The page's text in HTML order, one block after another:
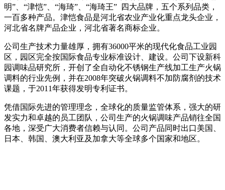
明”、“津恺”、“海琦”、“海琦王” 四大品牌，五个系列品类，
一百多种产品。津恺食品是河北省农业产业化重点龙头企业，
河北省名牌产品企业，河北省著名商标企业。
公司生产技术力量雄厚，拥有36000平米的现代化食品工业园
区，园区完全按国际食品专业标准设计、建设。公司下设新科
园调味品研究所，开创了全自动化不锈钢生产线加工生产火锅
调料的行业先例，并在2008年突破火锅调料不加防腐剂的技术
课题，于2011年获得发明专利证书。
凭借国际先进的管理理念，全球化的质量监管体系，强大的研
发实力和卓越的员工团队，公司生产的火锅调味产品销往全国
各地，深受广大消费者信赖与认同。公司产品同时出口美国、
日本、韩国、澳大利亚及加拿大等全球多个国家和地区。